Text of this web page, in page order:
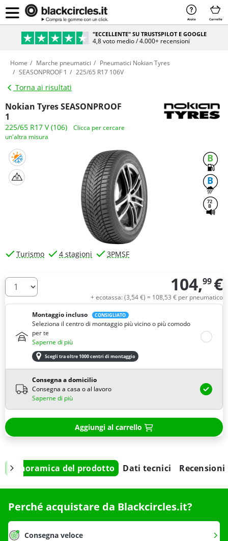
Aiuto Carrello
"ECCELLENTE" SU TRUSTSPILOT E GOOGLE
4,8 voto medio / 4.000+ recensioni
Home Marche pneumatici
Pneumatici Nokian Tyres
SEASONPROOF 1
225/65 R17 106V
Torna ai risultati
Nokian Tyres SEASONPROOF
1
225/65 R17 V (106)
Clicca per cercare
un'altra misura
B
B
72
B
Turismo 4 stagioni 3PMSF
Quantità 104,99 €
+ ecotassa: (3,54€) = 108,53 € per pneumatico
Montaggio incluso
CONSIGLIATO
Seleziona il centro di montaggio più vicino o più comodo
per te
Saperne di più
Scegli tra oltre 1000 centri di montaggio
Consegna a domicilio
Consegna a casa o al lavoro
Saperne di più
Aggiungi al carrello
Panoramica del prodotto Dati tecnici Recensioni
Perché acquistare da Blackcircles.it?
Consegna veloce